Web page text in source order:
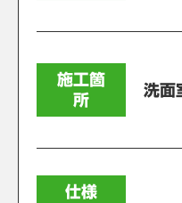
施工箇
所
洗面
仕様